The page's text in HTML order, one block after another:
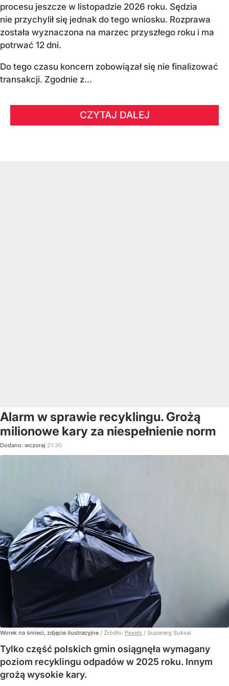
procesu jeszcze w listopadzie 2026 roku. Sędzia
nie przychylił się jednak do tego wniosku. Rozprawa
została wyznaczona na marzec przyszłego roku i ma
potrwać 12 dni.
Do tego czasu koncern zobowiązał się nie finalizować
transakcji. Zgodnie z...
CZYTAJ DALEJ
Alarm w sprawie recyklingu. Grożą
milionowe kary za niespełnienie norm
Dodano: wczoraj 21:30
Worek na śmieci, zdjęcie ilustracyjne / Źródło: Pexels / Suparerg Suksai
Tylko część polskich gmin osiągnęła wymagany
poziom recyklingu odpadów w 2025 roku. Innym
grożą wysokie kary.